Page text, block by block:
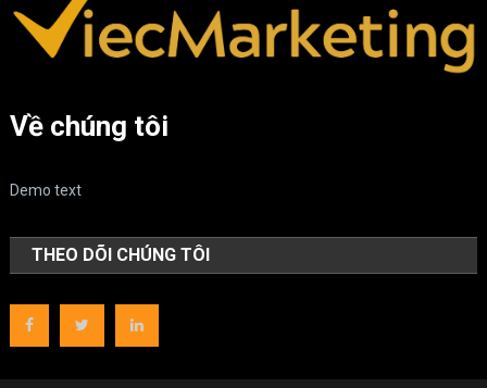
Về chúng tôi
Demo text
THEO DÕI CHÚNG TÔI